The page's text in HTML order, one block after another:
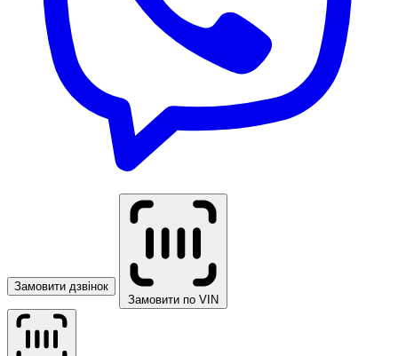
Замовити дзвінок
Замовити по VIN